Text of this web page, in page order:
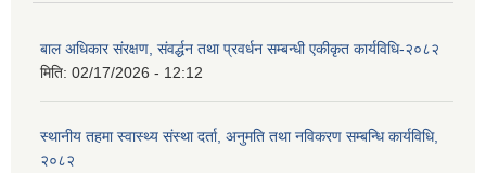
बाल अधिकार संरक्षण, संवर्द्धन तथा प्रवर्धन सम्बन्धी एकीकृत कार्यविधि-२०८२
मिति: 02/17/2026 - 12:12
स्थानीय तहमा स्वास्थ्य संस्था दर्ता, अनुमति तथा नविकरण सम्बन्धि कार्यविधि,
२०८२